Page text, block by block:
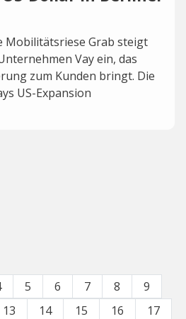
Mobilitätsriese Grab steigt
Vay ein, das
zum Kunden bringt. Die
US-Expansion
5 6 7 8
9
13 14 15 16
17